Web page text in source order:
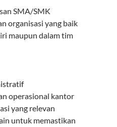
SMA/SMK
organisasi yang baik
maupun dalam tim
operasional kantor
yang relevan
untuk memastikan